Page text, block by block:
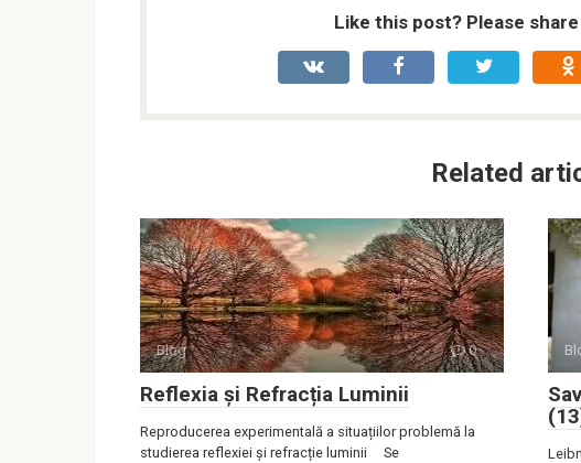
Like this post? Please
Related
Blog 0
Reflexia și Refracția Luminii
Reproducerea experimentală a situațiilor problemă la
studierea reflexiei și refracție luminii Se